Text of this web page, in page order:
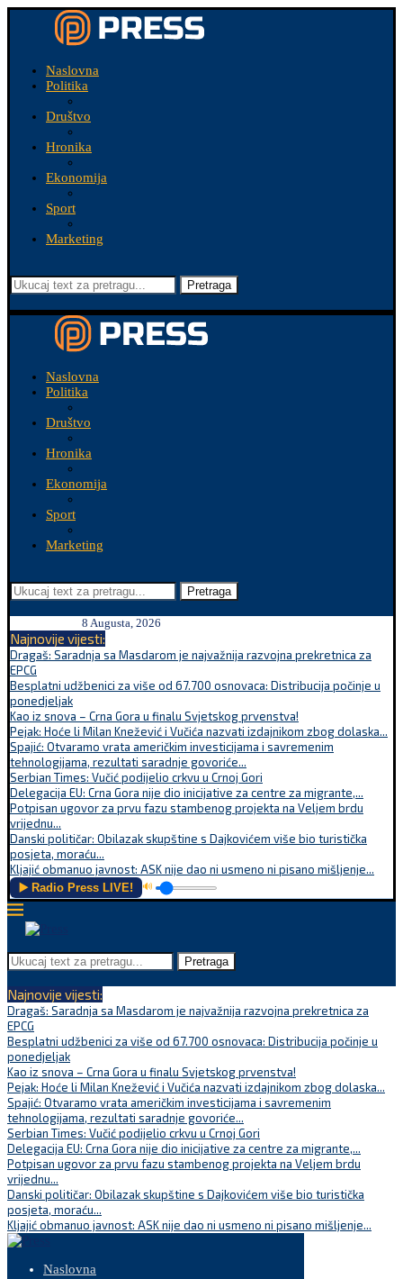
Naslovna
Politika
Društvo
Hronika
Ekonomija
Sport
Marketing
Pretraga
Naslovna
Politika
Društvo
Hronika
Ekonomija
Sport
Marketing
Pretraga
8 Augusta, 2026
Najnovije vijesti:
Dragaš: Saradnja sa Masdarom je najvažnija razvojna prekretnica za
EPCG
Besplatni udžbenici za više od 67.700 osnovaca: Distribucija počinje u
ponedjeljak
Kao iz snova – Crna Gora u finalu Svjetskog prvenstva!
Pejak: Hoće li Milan Knežević i Vučića nazvati izdajnikom zbog dolaska...
Spajić: Otvaramo vrata američkim investicijama i savremenim
tehnologijama, rezultati saradnje govoriće...
Serbian Times: Vučić podijelio crkvu u Crnoj Gori
Delegacija EU: Crna Gora nije dio inicijative za centre za migrante,...
Potpisan ugovor za prvu fazu stambenog projekta na Veljem brdu
vrijednu...
Danski političar: Obilazak skupštine s Dajkovićem više bio turistička
posjeta, moraću...
Kljajić obmanuo javnost: ASK nije dao ni usmeno ni pisano mišljenje...
▶️ Radio Press LIVE! 🔊
Pretraga
Najnovije vijesti:
Dragaš: Saradnja sa Masdarom je najvažnija razvojna prekretnica za
EPCG
Besplatni udžbenici za više od 67.700 osnovaca: Distribucija počinje u
ponedjeljak
Kao iz snova – Crna Gora u finalu Svjetskog prvenstva!
Pejak: Hoće li Milan Knežević i Vučića nazvati izdajnikom zbog dolaska...
Spajić: Otvaramo vrata američkim investicijama i savremenim
tehnologijama, rezultati saradnje govoriće...
Serbian Times: Vučić podijelio crkvu u Crnoj Gori
Delegacija EU: Crna Gora nije dio inicijative za centre za migrante,...
Potpisan ugovor za prvu fazu stambenog projekta na Veljem brdu
vrijednu...
Danski političar: Obilazak skupštine s Dajkovićem više bio turistička
posjeta, moraću...
Kljajić obmanuo javnost: ASK nije dao ni usmeno ni pisano mišljenje...
Naslovna